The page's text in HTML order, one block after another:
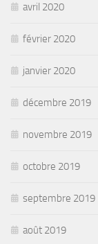
avril 2020
février 2020
janvier 2020
décembre 2019
novembre 2019
octobre 2019
septembre 2019
août 2019